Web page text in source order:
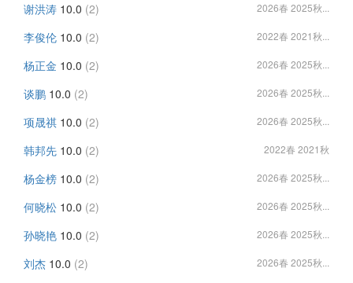
谢洪涛 10.0 (2) 2026春 2025秋...
李俊伦 10.0 (2) 2022春 2021秋...
杨正金 10.0 (2) 2026春 2025秋...
谈鹏 10.0 (2) 2026春 2025秋...
项晟祺 10.0 (2) 2026春 2025秋...
韩邦先 10.0 (2) 2022春 2021秋
杨金榜 10.0 (2) 2026春 2025秋...
何晓松 10.0 (2) 2026春 2025秋...
孙晓艳 10.0 (2) 2026春 2025秋...
刘杰 10.0 (2) 2026春 2025秋...